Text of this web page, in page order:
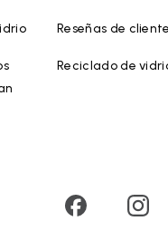
Reseñas de
Reciclado de